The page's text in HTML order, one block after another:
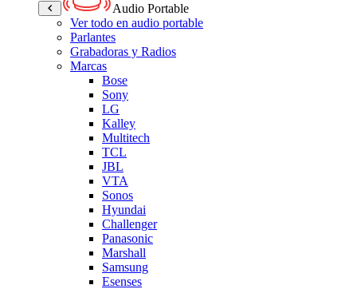
Audio Portable
Ver todo en audio portable
Parlantes
Grabadoras y Radios
Marcas
Bose
Sony
LG
Kalley
Multitech
TCL
JBL
VTA
Sonos
Hyundai
Challenger
Panasonic
Marshall
Samsung
Esenses